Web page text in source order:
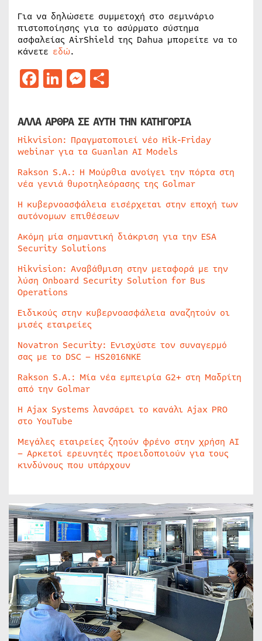
Για να δηλώσετε συμμετοχή στο σεμινάριο
πιστοποίησης για το ασύρματο σύστημα
ασφαλείας AirShield της Dahua μπορείτε να το
κάνετε εδώ.
Facebook
LinkedIn
Messenger
ΑΛΛΑ ΑΡΘΡΑ ΣΕ ΑΥΤΗ ΤΗΝ ΚΑΤΗΓΟΡΙΑ
Hikvision: Πραγματοποιεί νέο Hik-Friday
webinar για τα Guanlan AI Models
Rakson S.A.: Η Μούρθια ανοίγει την πόρτα στη
νέα γενιά θυροτηλεόρασης της Golmar
Η κυβερνοασφάλεια εισέρχεται στην εποχή των
αυτόνομων επιθέσεων
Ακόμη μία σημαντική διάκριση για την ESA
Security Solutions
Hikvision: Αναβάθμιση στην μεταφορά με την
λύση Onboard Security Solution for Bus
Operations
Ειδικούς στην κυβερνοασφάλεια αναζητούν οι
μισές εταιρείες
Novatron Security: Ενισχύστε τον συναγερμό
σας με το DSC – HS2016NKE
Rakson S.A.: Μία νέα εμπειρία G2+ στη Μαδρίτη
από την Golmar
Η Ajax Systems λανσάρει το κανάλι Ajax PRO
στο YouTube
Μεγάλες εταιρείες ζητούν φρένο στην χρήση AI
– Αρκετοί ερευνητές προειδοποιούν για τους
κινδύνους που υπάρχουν